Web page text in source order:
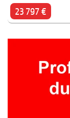
23 797 €